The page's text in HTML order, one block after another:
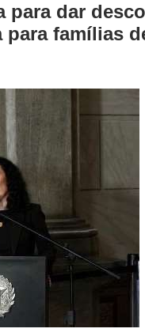
para dar
para famílias